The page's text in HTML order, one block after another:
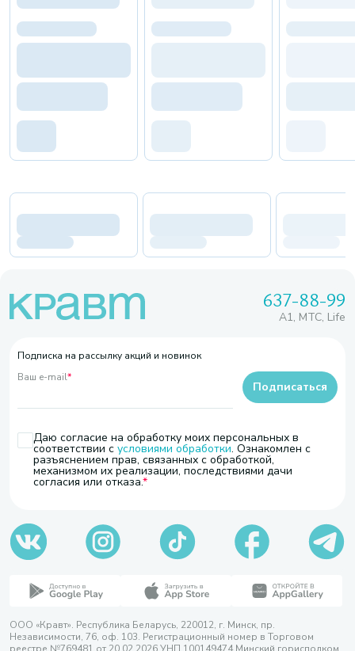
637-88-99
A1, МТС, Life
Подписка на рассылку акций и новинок
Ваш e-mail*
Даю согласие на обработку моих персональных в
соответствии с условиями обработки. Ознакомлен с
разъяснением прав, связанных с обработкой,
механизмом их реализации, последствиями дачи
согласия или отказа.
Подписаться
ООО «Кравт». Республика Беларусь, 220012, г. Минск, пр.
Независимости, 76, оф. 103. Регистрационный номер в Торговом